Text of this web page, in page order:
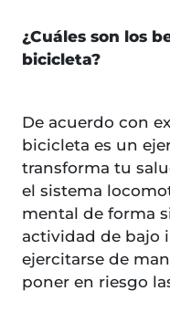
¿Cuáles son los
bicicleta?
De acuerdo con
bicicleta es un
transforma tu
el sistema
mental de forma
actividad de bajo
ejercitarse de
poner en riesgo